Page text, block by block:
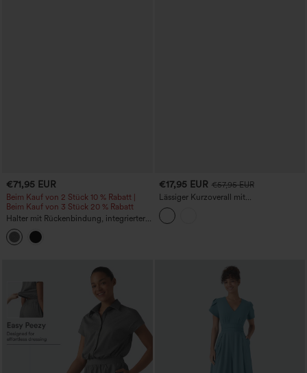
€71,95 EUR
Beim Kauf von 2 Stück 10 % Rabatt |
Beim Kauf von 3 Stück 20 % Rabatt
Halter mit Rückenbindung, integrierter
BH – Resort-Jumpsuit mit schmal
zulaufenden Beinen und Taschen
€17,95 EUR €57,95 EUR
Lässiger Kurzoverall mit
Rundhalsausschnitt, Kurzärmeln,
gedrehtem Rückenteil, Kordelzug,
abgerundetem Saum und Taschen -